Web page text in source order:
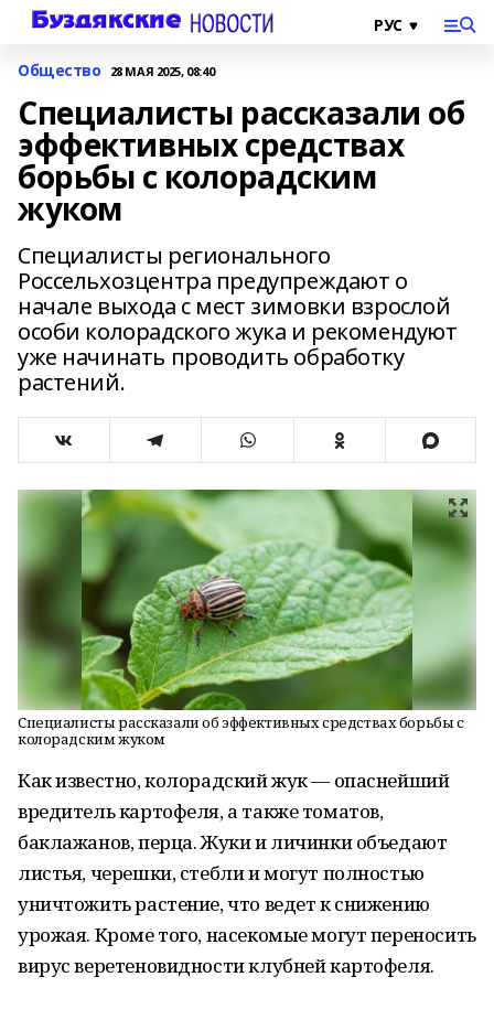
Общество 28 МАЯ 2025, 08:40
Специалисты рассказали об
эффективных средствах
борьбы с колорадским
жуком
Специалисты регионального
Россельхозцентра предупреждают о
начале выхода с мест зимовки взрослой
особи колорадского жука и рекомендуют
уже начинать проводить обработку
растений.
Специалисты рассказали об эффективных средствах борьбы с
колорадским жуком
Как известно, колорадский жук — опаснейший
вредитель картофеля, а также томатов,
баклажанов, перца. Жуки и личинки объедают
листья, черешки, стебли и могут полностью
уничтожить растение, что ведет к снижению
урожая. Кроме того, насекомые могут переносить
вирус веретеновидности клубней картофеля.